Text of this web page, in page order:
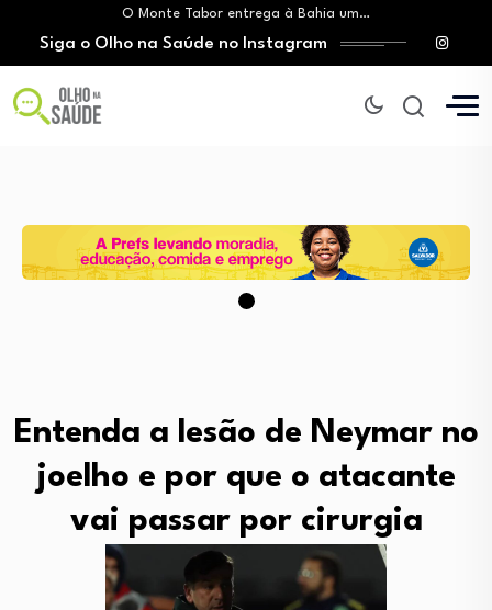
O Monte Tabor entrega à Bahia um…
Mitos sobre a testosterona colocam em risco…
Insanidade com criança vulnerável
Lei prorroga uso do FGTS em hospitais…
Brasil registra alta taxa de diagnósticos tardios…
Siga o Olho na Saúde no Instagram
Entenda a lesão de Neymar no
joelho e por que o atacante
vai passar por cirurgia